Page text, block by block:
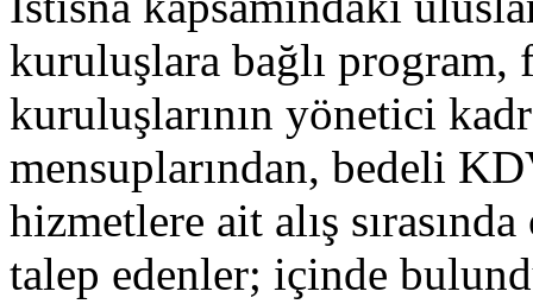
kuruluşlara bağlı
kuruluşlarının yönetici
mensuplarından, bedeli
hizmetlere ait alış
talep edenler; içinde